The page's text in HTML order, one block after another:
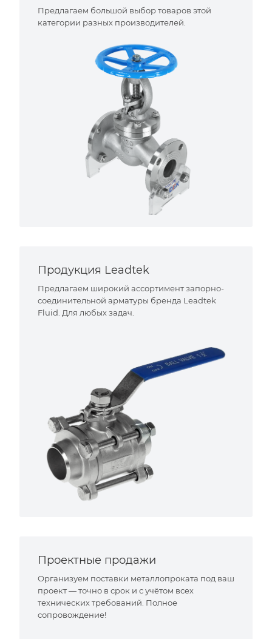
Предлагаем большой выбор товаров этой
категории разных производителей.
Продукция Leadtek
Предлагаем широкий ассортимент запорно-
соединительной арматуры бренда Leadtek
Fluid. Для любых задач.
Проектные продажи
Организуем поставки металлопроката под ваш
проект — точно в срок и с учётом всех
технических требований. Полное
сопровождение!